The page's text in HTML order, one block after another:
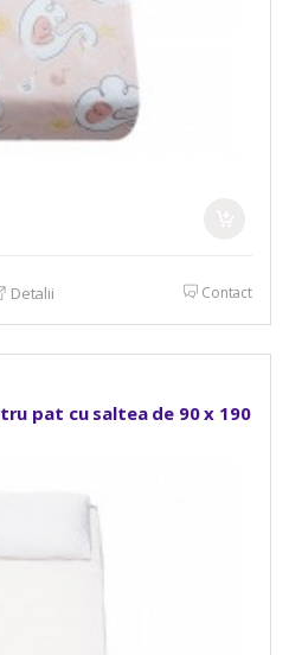
Detalii Contact
pat cu saltea de 90 x 190